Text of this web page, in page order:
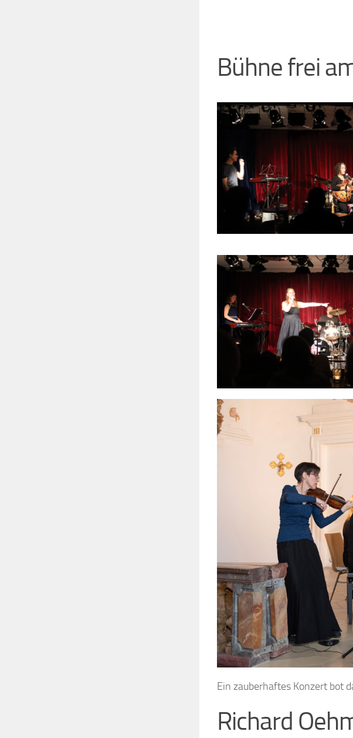
Bühne frei
Ein zauberhaftes Konzert bot
Richard